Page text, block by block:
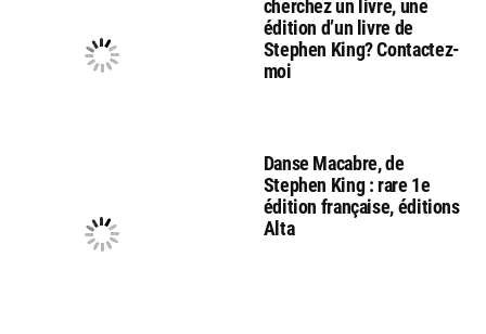
cherchez un livre, une
édition d’un livre de
Stephen King? Contactez-
moi
Danse Macabre, de
Stephen King : rare 1e
édition française, éditions
Alta